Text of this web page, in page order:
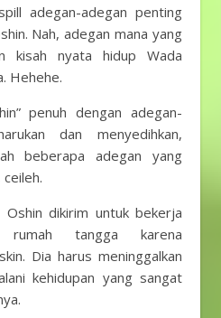
adegan-adegan penting
Nah, adegan mana yang
kisah nyata hidup Wada
Hehehe.
penuh dengan adegan-
dan menyedihkan,
beberapa adegan yang
dikirim untuk bekerja
rumah tangga karena
Dia harus meninggalkan
kehidupan yang sangat